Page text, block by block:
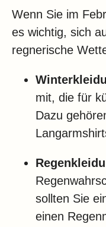
Wenn Sie im
es wichtig, sich
regnerische
mit, die für
Dazu
sollten Sie
einen